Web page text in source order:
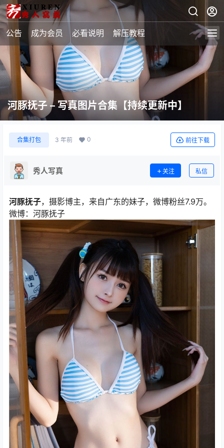
公告 成为会员 必看说明 解压教程
河豚抚子 – 写真图片合集【持续更新中】
合集打包 3 年前 0 前往下载
秀人写真 关注 私信
河豚抚子，摄影博主，来自广东的妹子，微博粉丝7.9万。
微博：河豚抚子